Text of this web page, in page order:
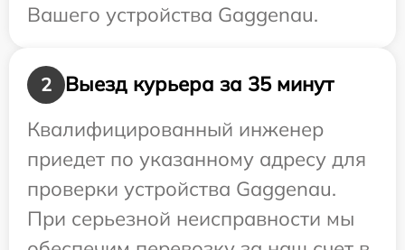
Вашего устройства Gaggenau.
2
Выезд курьера за 35 минут
Квалифицированный инженер
приедет по указанному адресу для
проверки устройства Gaggenau.
При серьезной неисправности мы